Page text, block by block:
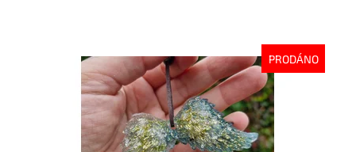
PRODÁNO
Dostupnost:
Vyprodáno
10358